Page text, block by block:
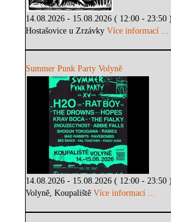
14.08.2026 - 15.08.2026 ( 12:00 - 23:50 )
Hostašovice u ZrzávkyVíce informací ...
Summer Punk Party Volyně
14.08.2026 - 15.08.2026 ( 12:00 - 23:50 )
Volyně, KoupalištěVíce informací ...